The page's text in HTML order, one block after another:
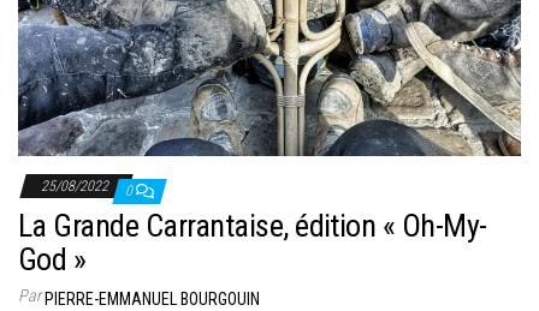
25/08/2022 0
La Grande Carrantaise, édition « Oh-My-
God »
ParPIERRE-EMMANUEL BOURGOUIN